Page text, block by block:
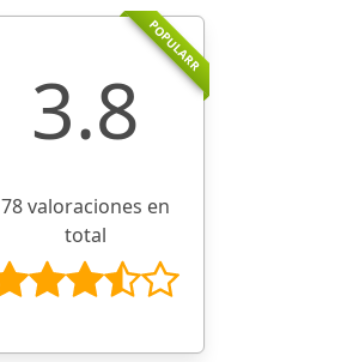
POPULARR
3.8
78 valoraciones en
total